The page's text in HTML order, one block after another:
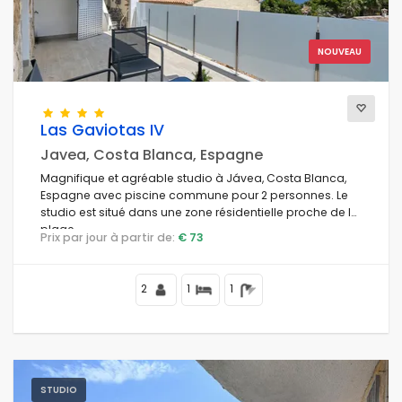
Confort
Prestations de service
Vues
Catégories supplémentaires
Votre dernière visite (0)
Vos favoris (0)
Nouveautes (9)
NOUVEAU
Las Gaviotas IV
Javea, Costa Blanca, Espagne
Magnifique et agréable studio à Jávea, Costa Blanca,
Espagne avec piscine commune pour 2 personnes. Le
studio est situé dans une zone résidentielle proche de la
plage.
Prix par jour à partir de: € 73
2 1 1
STUDIO